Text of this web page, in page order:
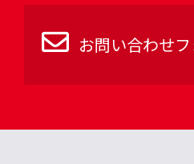
お問い合わせ